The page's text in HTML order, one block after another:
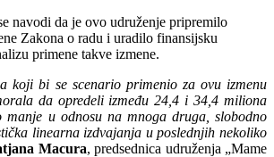
navodi da je ovo udruženje pripremilo
Zakona o radu i uradilo finansijsku
primene takve izmene.
koji bi se scenario primenio za ovu izmenu
da opredeli između 24,4 i 34,4 miliona
manje u odnosu na mnoga druga, slobodno
linearna izdvajanja u poslednjih nekoliko
Macura, predsednica udruženja „Mame